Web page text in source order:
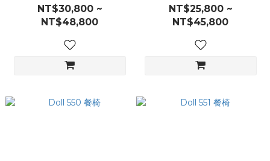
NT$30,800 ~
NT$48,800
NT$25,800 ~
NT$45,800